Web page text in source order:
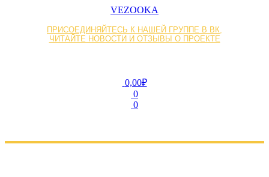
VEZOOKA
ПРИСОЕДИНЯЙТЕСЬ К НАШЕЙ ГРУППЕ В ВК,
ЧИТАЙТЕ НОВОСТИ И ОТЗЫВЫ О ПРОЕКТЕ
0,00₽
0
0